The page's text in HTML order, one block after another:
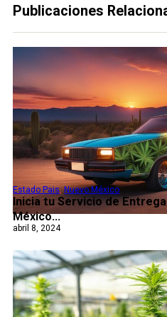
Publicaciones
Inicia tu Servicio de
México...
Estado Pais,Nuevo México
abril 8, 2024